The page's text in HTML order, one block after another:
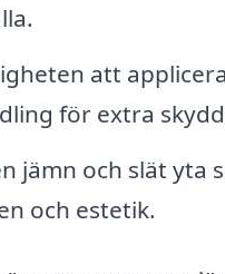
att
för extra
jämn och slät yta
och estetik.